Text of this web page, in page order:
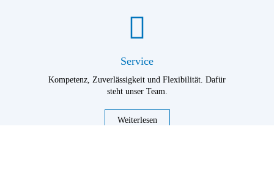
Service
Kompetenz, Zuverlässigkeit und Flexibilität. Dafür
steht unser Team.
Weiterlesen